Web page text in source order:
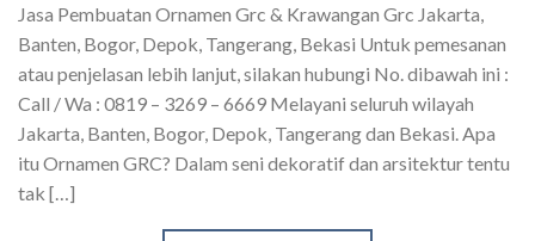
Jasa Pembuatan Ornamen Grc & Krawangan Grc Jakarta,
Banten, Bogor, Depok, Tangerang, Bekasi Untuk pemesanan
atau penjelasan lebih lanjut, silakan hubungi No. dibawah ini :
Call / Wa : 0819 – 3269 – 6669 Melayani seluruh wilayah
Jakarta, Banten, Bogor, Depok, Tangerang dan Bekasi. Apa
itu Ornamen GRC? Dalam seni dekoratif dan arsitektur tentu
tak […]